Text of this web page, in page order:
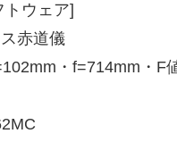
ウェア]
赤道儀
・f=714mm・F